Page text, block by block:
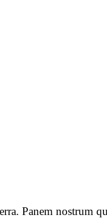
Panem nostrum